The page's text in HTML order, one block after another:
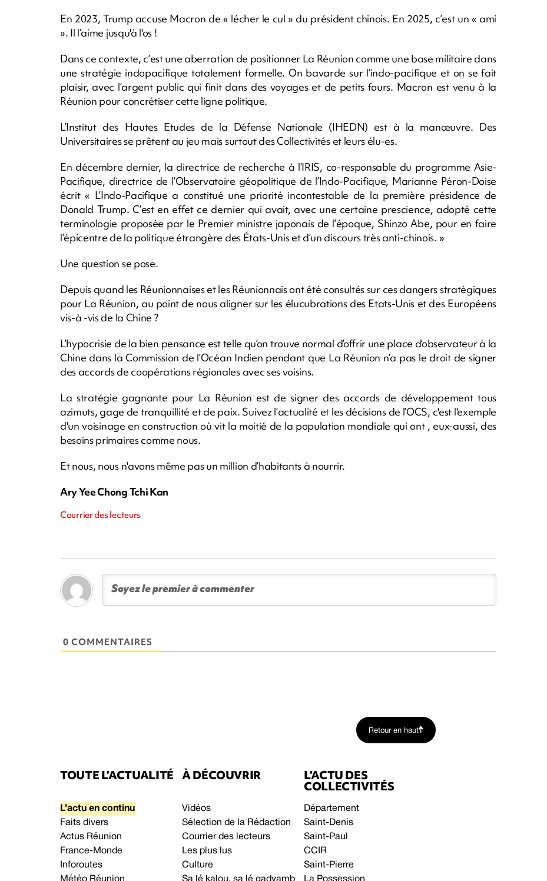
En 2023, Trump accuse Macron de « lécher le cul » du président chinois. En 2025, c’est un « ami
». Il l’aime jusqu'à l'os !
Dans ce contexte, c’est une aberration de positionner La Réunion comme une base militaire dans
une stratégie indopacifique totalement formelle. On bavarde sur l’indo-pacifique et on se fait
plaisir, avec l’argent public qui finit dans des voyages et de petits fours. Macron est venu à la
Réunion pour concrétiser cette ligne politique.
L’Institut des Hautes Etudes de la Défense Nationale (IHEDN) est à la manœuvre. Des
Universitaires se prêtent au jeu mais surtout des Collectivités et leurs élu-es.
En décembre dernier, la directrice de recherche à l’IRIS, co-responsable du programme Asie-
Pacifique, directrice de l’Observatoire géopolitique de l’Indo-Pacifique, Marianne Péron-Doise
écrit « L’Indo-Pacifique a constitué une priorité incontestable de la première présidence de
Donald Trump. C’est en effet ce dernier qui avait, avec une certaine prescience, adopté cette
terminologie proposée par le Premier ministre japonais de l’époque, Shinzo Abe, pour en faire
l’épicentre de la politique étrangère des États-Unis et d’un discours très anti-chinois. »
Une question se pose.
Depuis quand les Réunionnaises et les Réunionnais ont été consultés sur ces dangers stratégiques
pour La Réunion, au point de nous aligner sur les élucubrations des Etats-Unis et des Européens
vis-à -vis de la Chine ?
L’hypocrisie de la bien pensance est telle qu’on trouve normal d’offrir une place d’observateur à la
Chine dans la Commission de l’Océan Indien pendant que La Réunion n’a pas le droit de signer
des accords de coopérations régionales avec ses voisins.
La stratégie gagnante pour La Réunion est de signer des accords de développement tous
azimuts, gage de tranquillité et de paix. Suivez l’actualité et les décisions de l’OCS, c'est l'exemple
d'un voisinage en construction où vit la moitié de la population mondiale qui ont , eux-aussi, des
besoins primaires comme nous.
Et nous, nous n'avons même pas un million d’habitants à nourrir.
Ary Yee Chong Tchi Kan
Courrier des lecteurs
0 COMMENTAIRES
Retour en haut
TOUTE L’ACTUALITÉ
L’actu en continu
Faits divers
Actus Réunion
France-Monde
Inforoutes
Météo Réunion
À DÉCOUVRIR
Vidéos
Sélection de la Rédaction
Courrier des lecteurs
Les plus lus
Culture
Sa lé kalou, sa lé gadyamb
L’ACTU DES
COLLECTIVITÉS
Département
Saint-Denis
Saint-Paul
CCIR
Saint-Pierre
La Possession